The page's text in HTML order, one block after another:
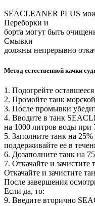
SEACLEANER PLUS
Переборки и
борта могут быть
Смывки
должны непрерывно
Метод естественной качки
1. Подогрейте
2. Промойте танк
3. После промывки
4. Вводите в танк
на 1000 литров воды при
5. Заполните танк на
поддерживайте ее в
6. Дозаполните танк на
7. Откачайте и
Откачайте и зачистите
После завершения
Если да, то:
9. Введите вторично